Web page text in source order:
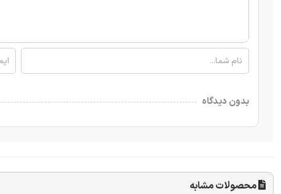
بدون دیدگاه
محصولات مشابه